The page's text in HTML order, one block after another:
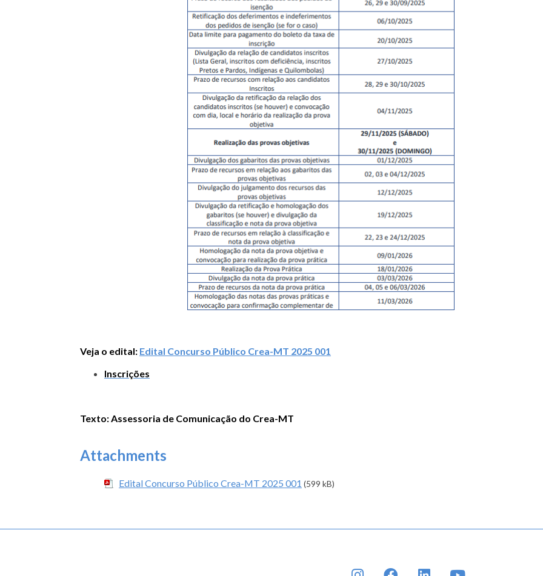
Veja o edital: Edital Concurso Público Crea-MT 2025 001
Inscrições
Texto: Assessoria de Comunicação do Crea-MT
Attachments
Edital Concurso Público Crea-MT 2025 001 (599 kB)
INSTAGRAMFACEBOOKLINKEDIN